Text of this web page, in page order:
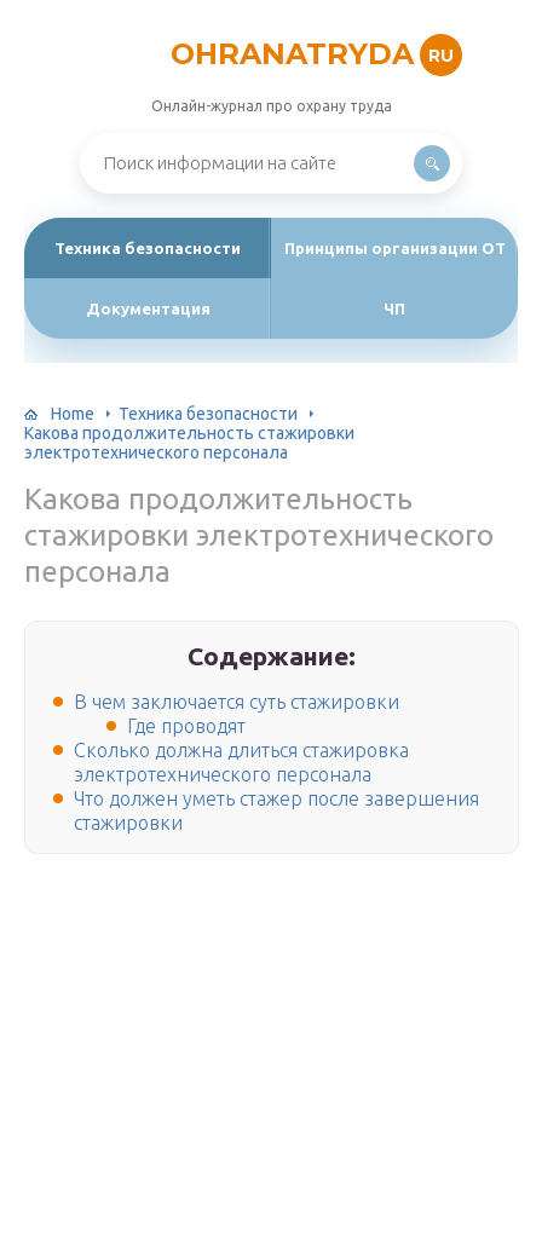
OHRANATRYDA RU
Онлайн-журнал про охрану труда
Техника безопасности Принципы организации ОТ
Документация ЧП
Home
Техника безопасности
Какова продолжительность стажировки
электротехнического персонала
Какова продолжительность
стажировки электротехнического
персонала
Содержание:
В чем заключается суть стажировки
Где проводят
Сколько должна длиться стажировка
электротехнического персонала
Что должен уметь стажер после завершения
стажировки